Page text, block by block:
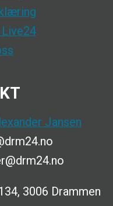
Live24
Jansen
3006 Drammen